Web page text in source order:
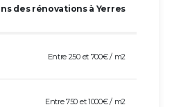
des rénovations à Yerres
Entre 250 et 700€ / m2
Entre 750 et 1000€ / m2